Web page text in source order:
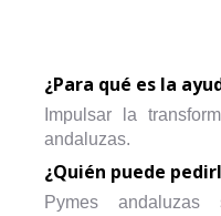
¿Para qué es la
Impulsar la
andaluzas.
¿Quién puede
Pymes